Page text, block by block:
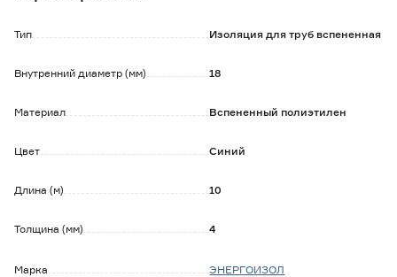
повышенной влажностью.
- теплоизоляция водопроводных труб с холодной и
- изоляция труб при укладки под стяжку или прокладке в
- трубопровод системы отопления;
ПВХ и пластиковых трубопроводов;
Тип Изоляция для труб вспененная
Внутренний диаметр (мм) 18
Материал Вспененный полиэтилен
Цвет Синий
Длина (м) 10
Толщина (мм) 4
Марка ЭНЕРГОИЗОЛ